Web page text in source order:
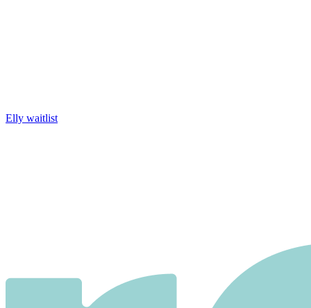
Elly waitlist